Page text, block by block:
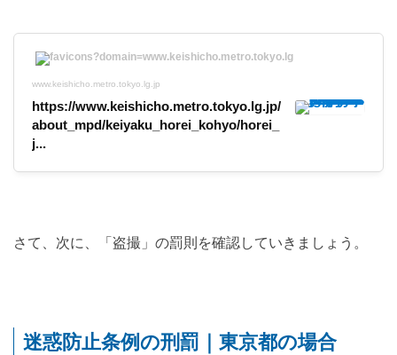
www.keishicho.metro.tokyo.lg.jp
https://www.keishicho.metro.tokyo.lg.jp/
about_mpd/keiyaku_horei_kohyo/horei_
j...
さて、次に、「盗撮」の罰則を確認していきましょう。
迷惑防止条例の刑罰｜東京都の場合